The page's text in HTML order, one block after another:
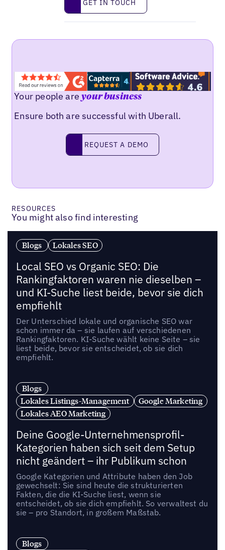
GET IN TOUCH
Your people areyour business
Ensure both are successful with Uberall.
Request a demo
REQUEST A DEMO
RESOURCES
You might also find interesting
Blogs Lokales SEO
Local SEO vs Organic SEO: Die
Rankingfaktoren waren nie dieselben –
und KI-Suche liest beide, bevor sie dich
empfiehlt
Der Unterschied lokale und organische SEO war
schon immer da – sie laufen auf verschiedenen
Rankingfaktoren. KI-Suche wählt keine Seite – sie
liest beide, bevor sie entscheidet, ob sie dich
empfiehlt.
Blogs
Lokales Listings-Management
Google Marketing
Lokales AEO Marketing
Deine Google-Unternehmensprofil-
Kategorien haben sich seit dem Setup
nicht geändert – ihr Publikum schon
Google Kategorien und Attribute haben den Job
gewechselt: Sie sind heute die strukturierten
Fakten, die die KI-Suche liest, wenn sie
entscheidet, ob sie dich empfiehlt. So verwaltest du
sie – pro Standort, in großem Maßstab.
Blogs